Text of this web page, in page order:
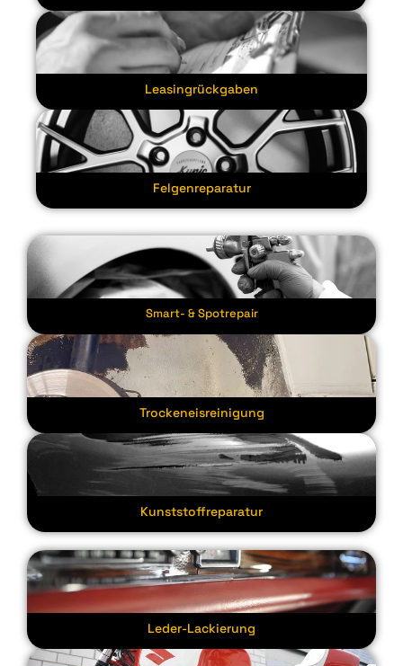
Leasingrückgaben
Felgenreparatur
Smart- & Spotrepair
Trockeneisreinigung
Kunststoffreparatur
Leder-Lackierung